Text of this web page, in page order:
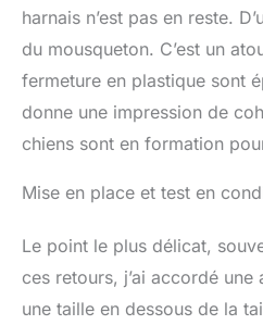
harnais n’est pas en reste.
du mousqueton. C’est un
fermeture en plastique sont
donne une impression de
chiens sont en formation
Mise en place et test en
Le point le plus délicat,
ces retours, j’ai accordé
une taille en dessous de la